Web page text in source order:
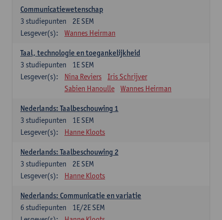
Communicatiewetenschap
2E SEM
3 studiepunten
Lesgever(s):
Wannes Heirman
Taal, technologie en toegankelijkheid
1E SEM
3 studiepunten
Lesgever(s):
Nina Reviers
Iris Schrijver
Sabien Hanoulle
Wannes Heirman
Nederlands: Taalbeschouwing 1
1E SEM
3 studiepunten
Lesgever(s):
Hanne Kloots
Nederlands: Taalbeschouwing 2
2E SEM
3 studiepunten
Lesgever(s):
Hanne Kloots
Nederlands: Communicatie en variatie
1E/2E SEM
6 studiepunten